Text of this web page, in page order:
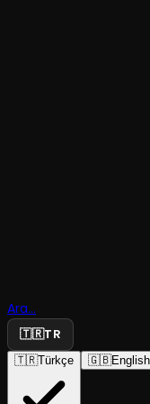
Ara...
🇹🇷TR
🇹🇷Türkçe 🇬🇧English